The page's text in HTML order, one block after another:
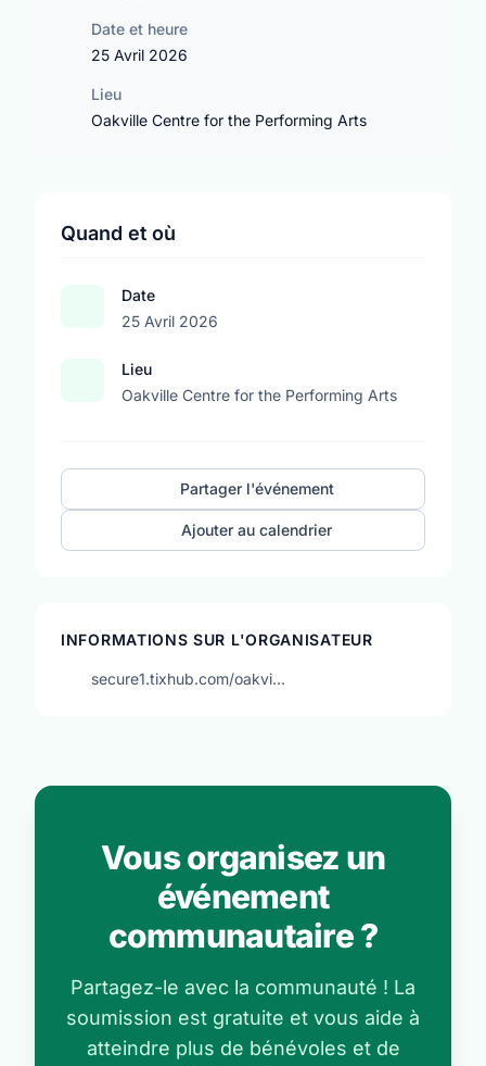
Date et heure
25 Avril 2026
Lieu
Oakville Centre for the Performing Arts
Quand et où
Date
25 Avril 2026
Lieu
Oakville Centre for the Performing Arts
Partager l'événement
Ajouter au calendrier
INFORMATIONS SUR L'ORGANISATEUR
secure1.tixhub.com/oakvi…
Vous organisez un
événement
communautaire ?
Partagez-le avec la communauté ! La
soumission est gratuite et vous aide à
atteindre plus de bénévoles et de